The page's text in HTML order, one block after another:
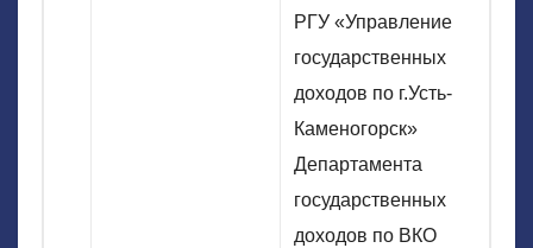
РГУ «Управление
государственных
доходов по г.Усть-
Каменогорск»
Департамента
государственных
доходов по ВКО